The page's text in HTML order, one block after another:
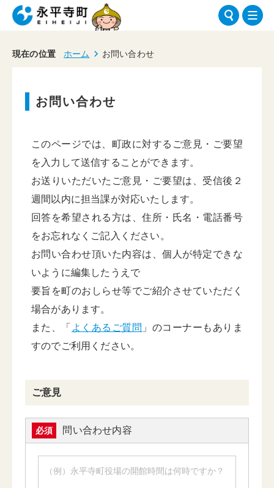
現在の位置 ホーム お問い合わせ
お問い合わせ
このページでは、町政に対するご意見・ご要望
を入力して送信することができます。
お送りいただいたご意見・ご要望は、受信後２
週間以内に担当課が対応いたします。
回答を希望される方は、住所・氏名・電話番号
をお忘れなくご記入ください。
お問い合わせ頂いた内容は、個人が特定できな
いように編集したうえで
要旨を町のおしらせ等でご紹介させていただく
場合があります。
また、「 よくあるご質問 」のコーナーもありま
すのでご利用ください。
ご意見
必須 問い合わせ内容